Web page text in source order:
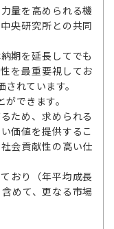
量を高められる機
央研究所との共同
期を延長してでも
を最重要視してお
れています。
できます。
ため、求められる
価値を提供するこ
会貢献性の高い仕
おり（年平均成長
めて、更なる市場